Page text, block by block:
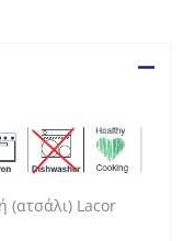
(ατσάλι) Lacor